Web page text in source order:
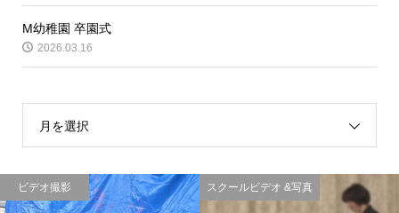
M幼稚園 卒園式
2026.03.16
月を選択
ビデオ撮影 スクールビデオ &写真